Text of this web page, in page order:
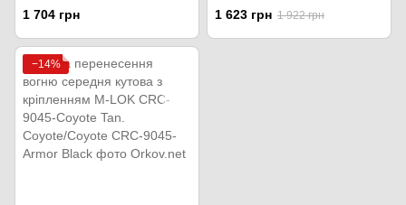
MAG1295-FDE Flat Dark Earth
1 704 грн
CRC-9044-Coyote Tan. Coyote
1 623 грн 1 922 грн
−14%